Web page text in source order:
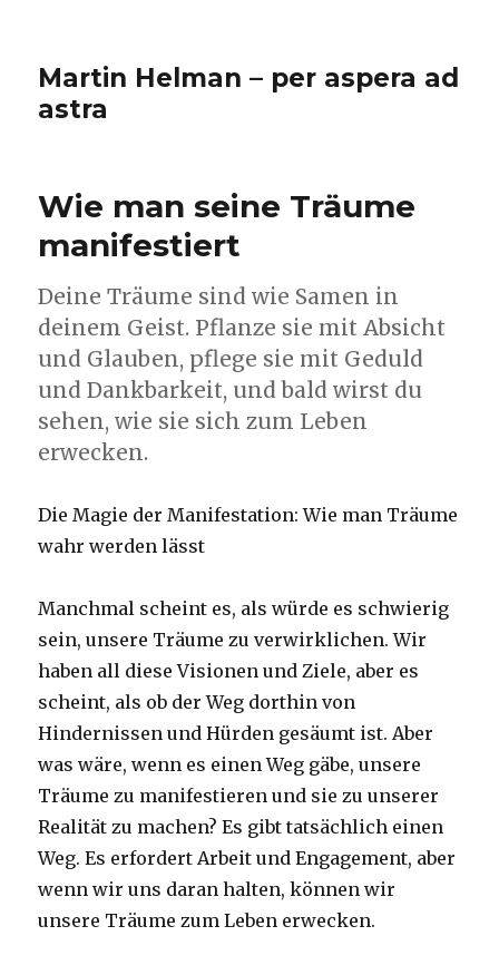
Martin Helman – per aspera ad
astra
Wie man seine Träume
manifestiert
Deine Träume sind wie Samen in
deinem Geist. Pflanze sie mit Absicht
und Glauben, pflege sie mit Geduld
und Dankbarkeit, und bald wirst du
sehen, wie sie sich zum Leben
erwecken.
Die Magie der Manifestation: Wie man Träume
wahr werden lässt
Manchmal scheint es, als würde es schwierig
sein, unsere Träume zu verwirklichen. Wir
haben all diese Visionen und Ziele, aber es
scheint, als ob der Weg dorthin von
Hindernissen und Hürden gesäumt ist. Aber
was wäre, wenn es einen Weg gäbe, unsere
Träume zu manifestieren und sie zu unserer
Realität zu machen? Es gibt tatsächlich einen
Weg. Es erfordert Arbeit und Engagement, aber
wenn wir uns daran halten, können wir
unsere Träume zum Leben erwecken.